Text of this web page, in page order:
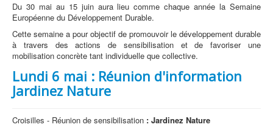
Du 30 mai au 15 juin aura lieu comme chaque année la Semaine
Européenne du Développement Durable.
Cette semaine a pour objectif de promouvoir le développement durable
à travers des actions de sensibilisation et de favoriser une
mobilisation concrète tant individuelle que collective.
Lundi 6 mai : Réunion d'information
Jardinez Nature
Croisilles - Réunion de sensibilisation : Jardinez Nature